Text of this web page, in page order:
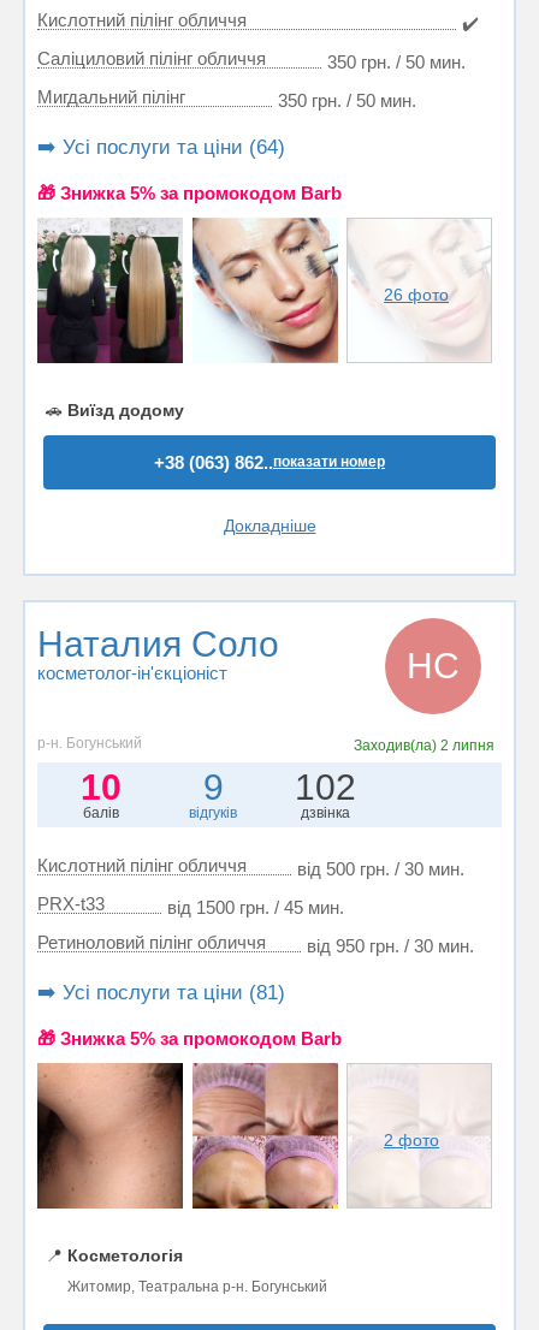
Кислотний пілінг обличчя
✔️
Саліциловий пілінг обличчя
350 грн. / 50 мин.
Мигдальний пілінг
350 грн. / 50 мин.
➡️ Усі послуги та ціни (64)
🎁 Знижка 5% за промокодом Barb
26 фото
🚗 Виїзд додому
+38 (063) 862..показати номер
Докладніше
Наталия Соло
косметолог-ін'єкціоніст НС
р-н. Богунський Заходив(ла)2 липня
10
балів
9
відгуків
102
дзвінка
Кислотний пілінг обличчя
від 500 грн. / 30 мин.
PRX-t33
від 1500 грн. / 45 мин.
Ретиноловий пілінг обличчя
від 950 грн. / 30 мин.
➡️ Усі послуги та ціни (81)
🎁 Знижка 5% за промокодом Barb
2 фото
📍 Косметологія
Житомир, Театральна р-н. Богунський